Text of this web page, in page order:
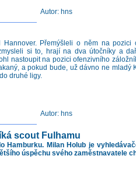
Autor: hns
Přemýšleli o něm na pozici
si to, hrají na dva útočníky a
nastoupit na pozici ofenzivního
a pokud bude, už dávno ne mladý
druhé ligy.
Autor: hns
scout Fulhamu
Hamburku. Milan Holub je
úspěchu svého zaměstnavatele